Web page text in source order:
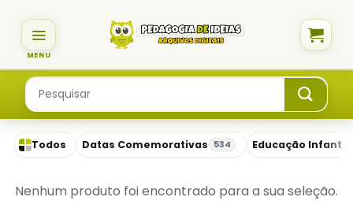
content
Pesquisar
por:
Todos Datas Comemorativas 534 Educação Infantil
Nenhum produto foi encontrado para a sua seleção.